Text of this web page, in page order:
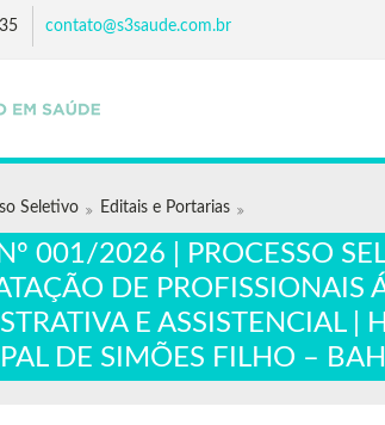
contato@s3saude.com.br
Seletivo Editais e Portarias
001/2026 | PROCESSO
DE PROFISSIONAIS
E ASSISTENCIAL |
DE SIMÕES FILHO –